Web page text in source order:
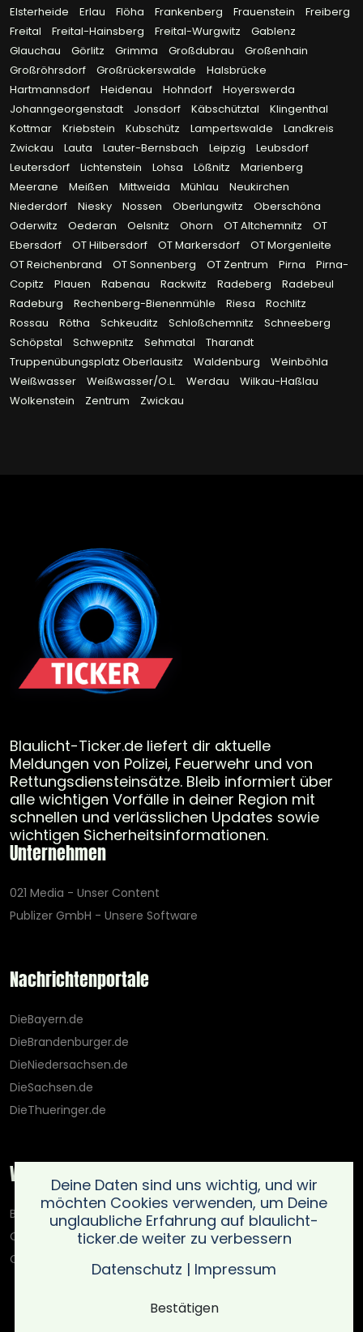
Elsterheide
Erlau Flöha Frankenberg Frauenstein
Freiberg
Freital
Freital-Hainsberg Freital-Wurgwitz
Gablenz
Glauchau
Görlitz Grimma Großdubrau
Großenhain
Großröhrsdorf
Großrückerswalde
Halsbrücke
Hartmannsdorf
Heidenau Hohndorf
Hoyerswerda
Johanngeorgenstadt
Jonsdorf Käbschütztal
Klingenthal
Kottmar
Kriebstein Kubschütz Lampertswalde
Landkreis
Zwickau
Lauta Lauter-Bernsbach Leipzig
Leubsdorf
Leutersdorf
Lichtenstein Lohsa Lößnitz
Marienberg
Meerane
Meißen Mittweida Mühlau
Neukirchen
Niederdorf
Niesky Nossen Oberlungwitz
Oberschöna
Oderwitz
Oederan Oelsnitz Ohorn OT Altchemnitz
OT
Ebersdorf
OT Hilbersdorf OT Markersdorf
OT Morgenleite
OT Reichenbrand
OT Sonnenberg OT Zentrum Pirna
Pirna-
Copitz
Plauen Rabenau Rackwitz Radeberg
Radebeul
Radeburg
Rechenberg-Bienenmühle Riesa
Rochlitz
Rossau
Rötha Schkeuditz Schloßchemnitz
Schneeberg
Schöpstal
Schwepnitz Sehmatal
Tharandt
Truppenübungsplatz Oberlausitz
Waldenburg
Weinböhla
Weißwasser
Weißwasser/O.L. Werdau
Wilkau-Haßlau
Wolkenstein
Zentrum Zwickau
Blaulicht-Ticker.de liefert dir aktuelle
Meldungen von Polizei, Feuerwehr und von
Rettungsdiensteinsätze. Bleib informiert über
alle wichtigen Vorfälle in deiner Region mit
schnellen und verlässlichen Updates sowie
wichtigen Sicherheitsinformationen.
Unternehmen
021 Media - Unser Content
Publizer GmbH - Unsere Software
Nachrichtenportale
DieBayern.de
DieBrandenburger.de
DieNiedersachsen.de
DieSachsen.de
DieThueringer.de
Weitere Portale
Blaulicht-Ticker.de
Oberlausitz.holiday
OnlinedatingKompass.de
Deine Daten sind uns wichtig, und wir
möchten Cookies verwenden, um Deine
unglaubliche Erfahrung auf blaulicht-
ticker.de weiter zu verbessern
Datenschutz | Impressum
Bestätigen